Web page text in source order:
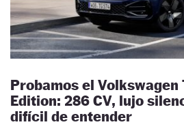
Probamos el Volkswagen
Edition: 286 CV, lujo
difícil de entender